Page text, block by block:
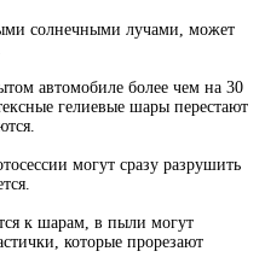
солнечными лучами, может
автомобиле более чем на 30
гелиевые шары перестают
могут сразу разрушить
к шарам, в пыли могут
которые прорезают